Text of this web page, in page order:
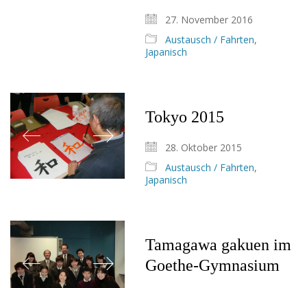
27. November 2016
Austausch / Fahrten,
Japanisch
Tokyo 2015
28. Oktober 2015
Austausch / Fahrten,
Japanisch
Tamagawa gakuen im
Goethe-Gymnasium